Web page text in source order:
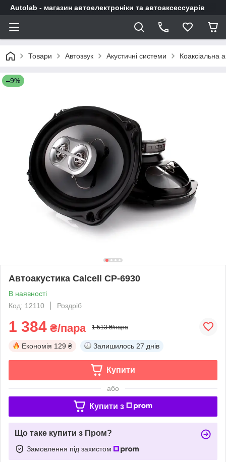
Autolab - магазин автоелектроніки та автоаксессуарів
Товари Автозвук Акустичні системи Коаксіальна
–9%
Автоакустика Calcell CP-6930
В наявності
Код: 12110
Роздріб
1 384 ₴/пара 1 513 ₴/пара
Економія 129 ₴ Залишилось 27 днів
Купити
або
Купити з
Що таке купити з Пром?
Замовлення під захистом